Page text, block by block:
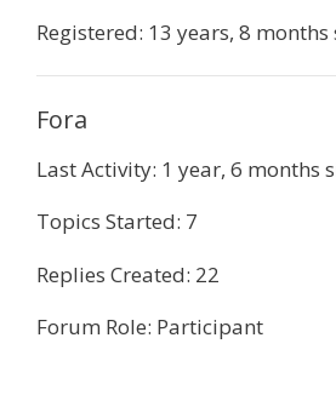
Registered: 13 years, 8 months
Fora
Last Activity: 1 year, 6 months
Topics Started: 7
Replies Created: 22
Forum Role: Participant